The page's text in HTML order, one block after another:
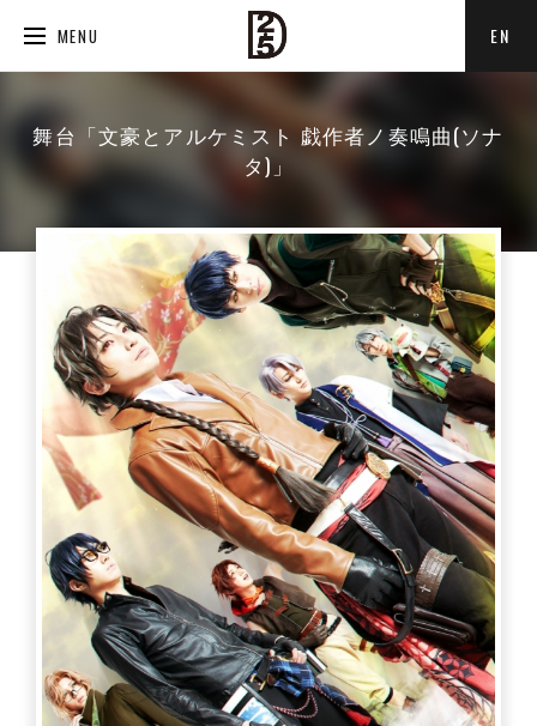
MENU EN
舞台「文豪とアルケミスト 戯作者ノ奏鳴曲(ソナ
タ)」